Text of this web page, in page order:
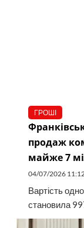
ГРОШІ
продаж
майже 7
04/07/2026
Вартість
становила